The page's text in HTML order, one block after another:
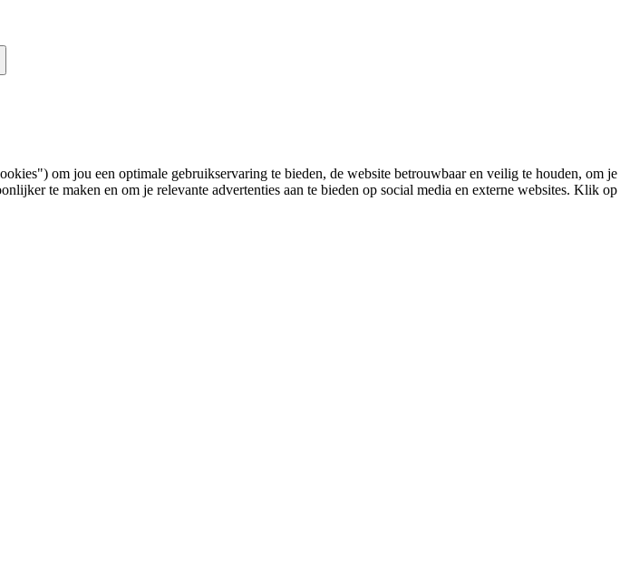
om jou een optimale gebruikservaring te bieden, de website betrouwbaar en veilig te houden, om je
te maken en om je relevante advertenties aan te bieden op social media en externe websites. Klik op